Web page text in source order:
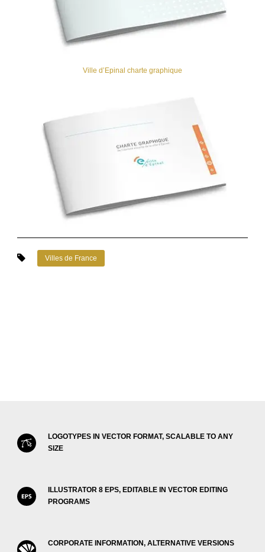
Ville d’Epinal charte graphique
Villes de France
LOGOTYPES IN VECTOR FORMAT, SCALABLE TO ANY
SIZE
ILLUSTRATOR 8 EPS, EDITABLE IN VECTOR EDITING
PROGRAMS
CORPORATE INFORMATION, ALTERNATIVE VERSIONS